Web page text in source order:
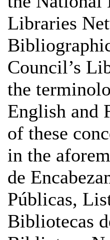
Libraries
Council’s
the
English and
of these
in the
de
Públicas,
Bibliotecas